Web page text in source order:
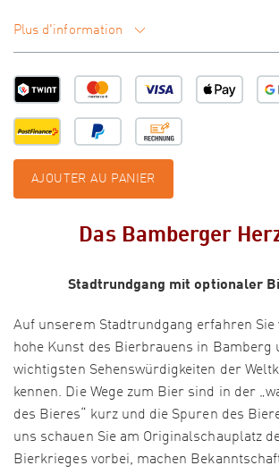
Plus d'information
AJOUTER AU PANIER
Das Bamberger
Stadtrundgang mit optionaler
Auf unserem Stadtrundgang erfahren Sie
hohe Kunst des Bierbrauens in Bamberg
wichtigsten Sehenswürdigkeiten der
kennen. Die Wege zum Bier sind in der
des Bieres“ kurz und die Spuren des
uns schauen Sie am Originalschauplatz
Bierkrieges vorbei, machen